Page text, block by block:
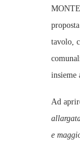
tavolo,
insieme
Ad
e